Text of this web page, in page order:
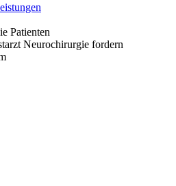
Patienten
Neurochirurgie fordern